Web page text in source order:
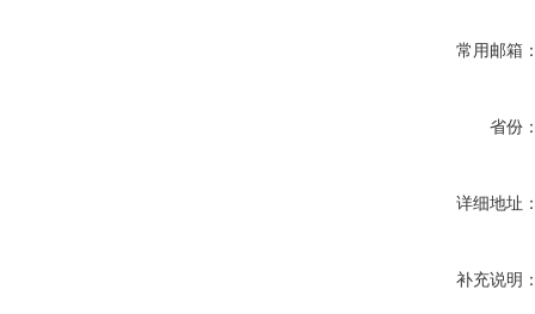
常用邮箱
省份
详细地址
补充说明